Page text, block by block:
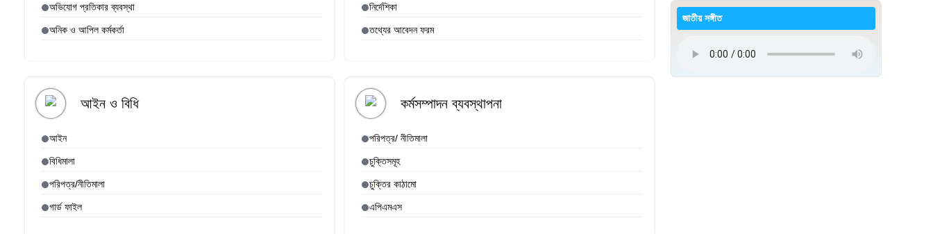
অভিযোগ প্রতিকার ব্যবস্থা
অনিক ও আপিল কর্মকর্তা
নির্দেশিকা
তথ্যের আবেদন ফরম
আইন ও বিধি
আইন
বিধিমালা
পরিপত্র/নীতিমালা
গার্ড ফাইল
কর্মসম্পাদন ব্যবস্থাপনা
পরিপত্র/ নীতিমালা
চুক্তিসমূহ
চুক্তির কাঠামো
এপিএমএস
জাতীয় সঙ্গীত